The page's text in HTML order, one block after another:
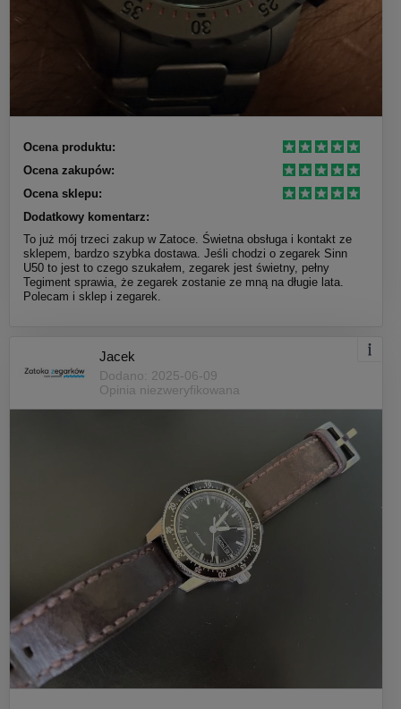
Ocena produktu:
Ocena zakupów:
Ocena sklepu:
Dodatkowy komentarz:
To już mój trzeci zakup w Zatoce. Świetna obsługa i kontakt ze
sklepem, bardzo szybka dostawa. Jeśli chodzi o zegarek Sinn
U50 to jest to czego szukałem, zegarek jest świetny, pełny
Tegiment sprawia, że zegarek zostanie ze mną na długie lata.
Polecam i sklep i zegarek.
Jacek
Dodano: 2025-06-09
Opinia niezweryfikowana